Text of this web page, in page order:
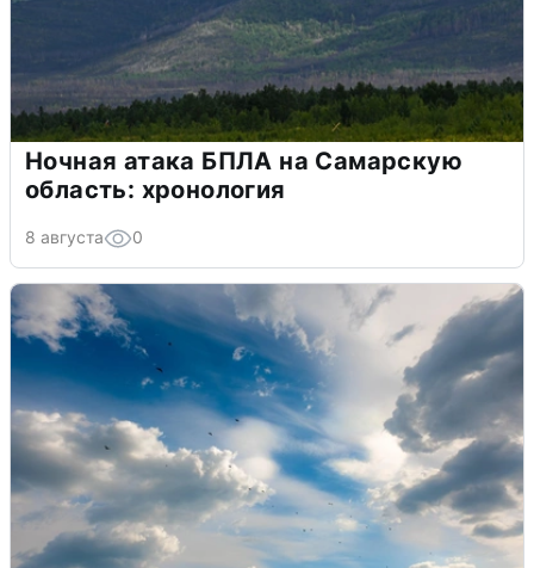
Ночная атака БПЛА на Самарскую
область: хронология
8 августа 0